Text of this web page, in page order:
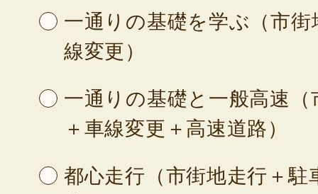
一通りの基礎を学ぶ（市
線変更）
一通りの基礎と一般高速（
＋車線変更＋高速道路）
都心走行（市街地走行＋駐